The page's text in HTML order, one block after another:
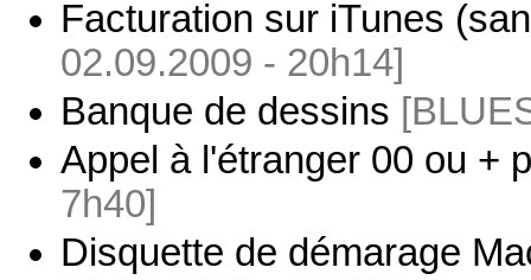
Facturation sur iTunes
02.09.2009 - 20h14]
Banque de dessins
Appel à l'étranger 00 ou +
7h40]
Disquette de démarage